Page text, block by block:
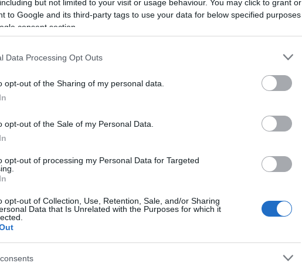
but not limited to your visit or usage behaviour. You may click to grant or
to Google and its third-party tags to use your data for below specified purposes
consent section.
Data Processing Opt Outs
opt-out of the Sharing of my personal data.
opt-out of the Sale of my Personal Data.
opt-out of processing my Personal Data for Targeted
opt-out of Collection, Use, Retention, Sale, and/or Sharing
Data that Is Unrelated with the Purposes for which it
storeslem på
SCHEVE
Drammen